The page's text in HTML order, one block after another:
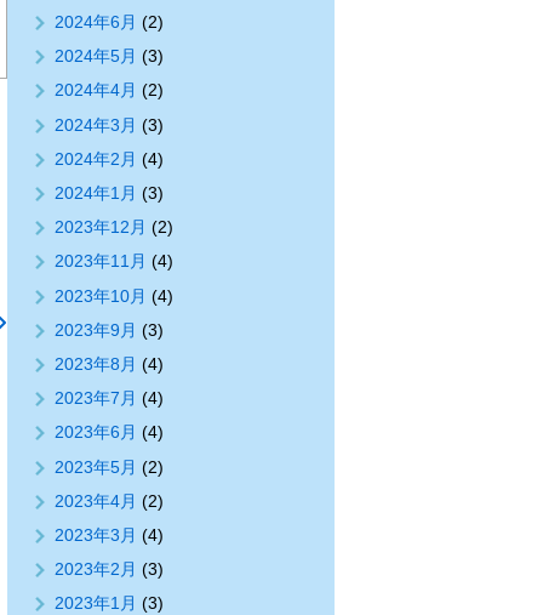
2024年6月 (2)
2024年5月 (3)
2024年4月 (2)
2024年3月 (3)
2024年2月 (4)
2024年1月 (3)
2023年12月 (2)
2023年11月 (4)
2023年10月 (4)
2023年9月 (3)
2023年8月 (4)
2023年7月 (4)
2023年6月 (4)
2023年5月 (2)
2023年4月 (2)
2023年3月 (4)
2023年2月 (3)
2023年1月 (3)